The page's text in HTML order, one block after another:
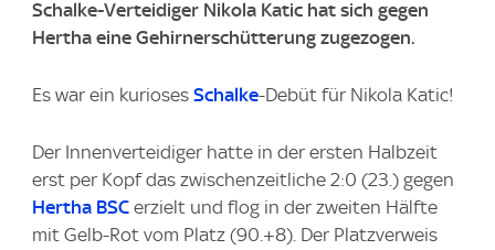
Schalke-Verteidiger Nikola Katic hat sich gegen
Hertha eine Gehirnerschütterung zugezogen.
Es war ein kurioses Schalke-Debüt für Nikola Katic!
Der Innenverteidiger hatte in der ersten Halbzeit
erst per Kopf das zwischenzeitliche 2:0 (23.) gegen
Hertha BSC erzielt und flog in der zweiten Hälfte
mit Gelb-Rot vom Platz (90.+8). Der Platzverweis